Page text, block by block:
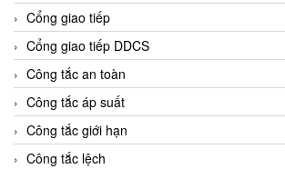
Cổng giao tiếp
Cổng giao tiếp DDCS
Công tắc an toàn
Công tắc áp suất
Công tắc giới hạn
Công tắc lệch